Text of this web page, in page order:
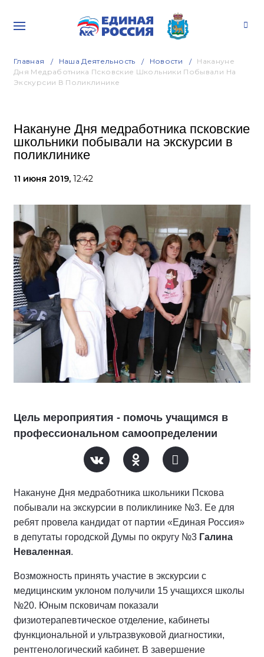
Главная Наша Деятельность Новости
Накануне
Дня Медработника Псковские Школьники Побывали На
Экскурсии В Поликлинике
Накануне Дня медработника псковские
школьники побывали на экскурсии в
поликлинике
11 июня 2019, 12:42
Цель мероприятия - помочь учащимся в
профессиональном самоопределении
Накануне Дня медработника школьники Пскова
побывали на экскурсии в поликлинике №3. Ее для
ребят провела кандидат от партии «Единая Россия»
в депутаты городской Думы по округу №3 Галина
Неваленная.
Возможность принять участие в экскурсии с
медицинским уклоном получили 15 учащихся школы
№20. Юным псковичам показали
физиотерапевтическое отделение, кабинеты
функциональной и ультразвуковой диагностики,
рентгенологический кабинет. В завершение